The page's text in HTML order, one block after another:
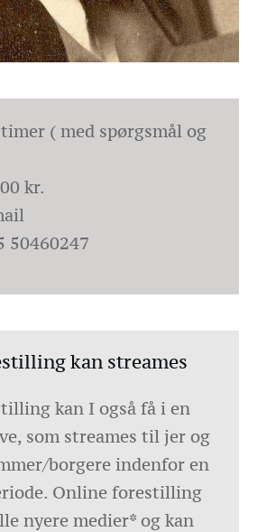
( med spørgsmål og
kr.
50460247
kan streames
kan I også få i en
som streames til jer og
borgere indenfor en
Online forestilling
nyere medier* og kan